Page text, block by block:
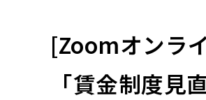
[Zoomオンラ
「賃金制度見